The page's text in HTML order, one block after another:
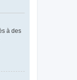
à des